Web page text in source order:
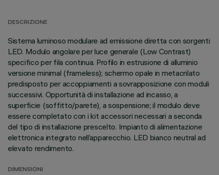
DESCRIZIONE
Sistema luminoso modulare ad emissione diretta con sorgenti
LED. Modulo angolare per luce generale (Low Contrast)
specifico per fila continua. Profilo in estrusione di alluminio
versione minimal (frameless); schermo opale in metacrilato
predisposto per accoppiamenti a sovrapposizione con moduli
successivi. Opportunità di installazione ad incasso, a
superficie (soffitto/parete), a sospensione; il modulo deve
essere completato con i kit accessori necessari a seconda
del tipo di installazione prescelto. Impianto di alimentazione
elettronica integrato nell’apparecchio. LED bianco neutral ad
elevato rendimento.
DIMENSIONI